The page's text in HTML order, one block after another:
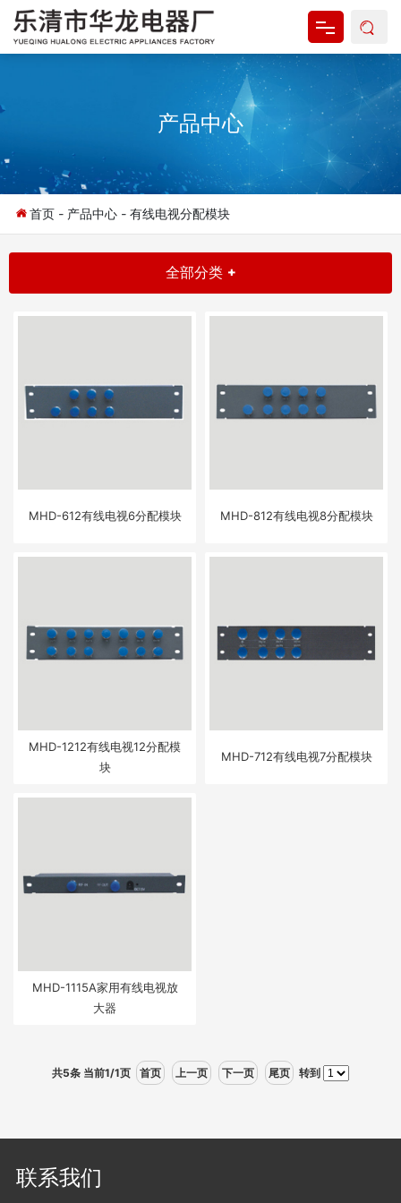
产品中心
新闻资讯
产品中心
首页 - 产品中心 - 有线电视分配模块
全部分类 +
MHD-612有线电视6分配模块 MHD-812有线电视8分配模块
MHD-1212有线电视12分配模
块
MHD-712有线电视7分配模块
MHD-1115A家用有线电视放
大器
共5条 当前1/1页 首页 上一页 下一页 尾页 转到
联系我们